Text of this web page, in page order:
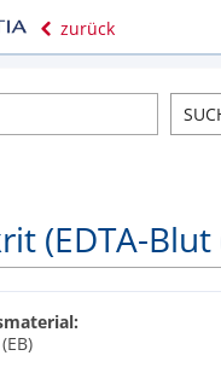
zurück
(EDTA-Blut